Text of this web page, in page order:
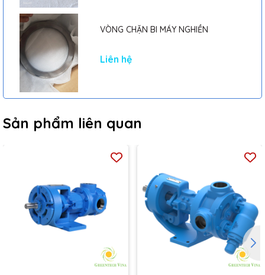
VÒNG CHẶN BI MÁY NGHIỀN
Liên hệ
Sản phẩm liên quan